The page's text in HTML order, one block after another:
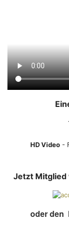
HD Video-
Jetzt Mitglied
oder den